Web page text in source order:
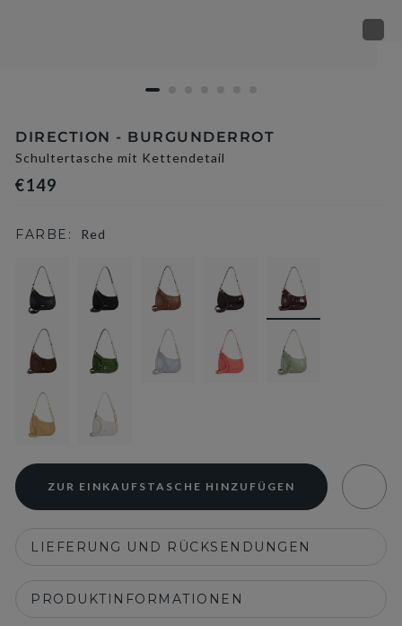
DIRECTION - BURGUNDERROT
Schultertasche mit Kettendetail
€149
FARBE: Red
ZUR EINKAUFSTASCHE HINZUFÜGEN
LIEFERUNG UND RÜCKSENDUNGEN
PRODUKTINFORMATIONEN